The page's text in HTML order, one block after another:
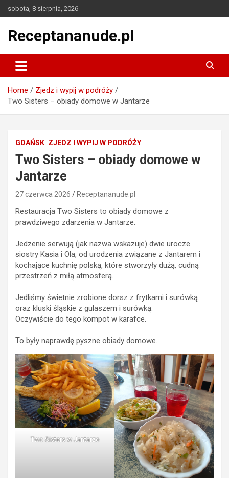
to
sobota, 8 sierpnia, 2026
Receptananude.pl
Home
Zjedz i wypij w podróży
Two Sisters – obiady domowe w Jantarze
GDAŃSK ZJEDZ I WYPIJ W PODRÓŻY
Two Sisters – obiady domowe w
Jantarze
27 czerwca 2026 Receptananude.pl
Restauracja Two Sisters to obiady domowe z
prawdziwego zdarzenia w Jantarze.
Jedzenie serwują (jak nazwa wskazuje) dwie urocze
siostry Kasia i Ola, od urodzenia związane z Jantarem i
kochające kuchnię polską, które stworzyły dużą, cudną
przestrzeń z miłą atmosferą.
Jedliśmy świetnie zrobione dorsz z frytkami i surówką
oraz kluski śląskie z gulaszem i surówką.
Oczywiście do tego kompot w karafce.
To były naprawdę pyszne obiady domowe.
Two Sisters w Jantarze